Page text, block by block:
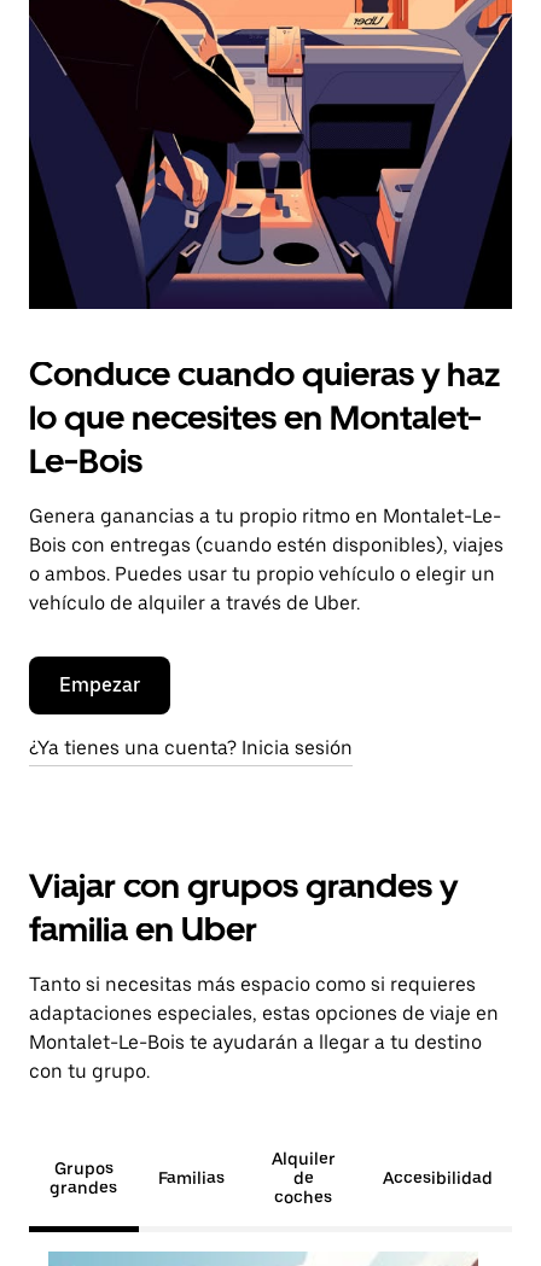
el
botón
escape
el
calendario.
Conduce cuando quieras y haz
lo que necesites en Montalet-
Le-Bois
Genera ganancias a tu propio ritmo en Montalet-Le-
Bois con entregas (cuando estén disponibles), viajes
o ambos. Puedes usar tu propio vehículo o elegir un
vehículo de alquiler a través de Uber.
Empezar
¿Ya tienes una cuenta? Inicia sesión
Viajar con grupos grandes y
familia en Uber
Tanto si necesitas más espacio como si requieres
adaptaciones especiales, estas opciones de viaje en
Montalet-Le-Bois te ayudarán a llegar a tu destino
con tu grupo.
Grupos
grandes
Familias
Alquiler
de
coches
Accesibilidad